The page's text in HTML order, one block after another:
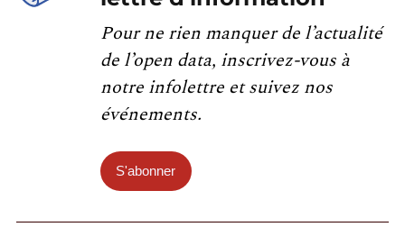
Pour ne rien manquer de l’actualité
de l’open data, inscrivez-vous à
notre infolettre et suivez nos
événements.
S'abonner